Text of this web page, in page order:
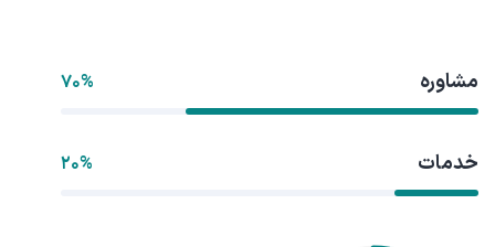
مشاوره ۷۰%
خدمات ۲۰%